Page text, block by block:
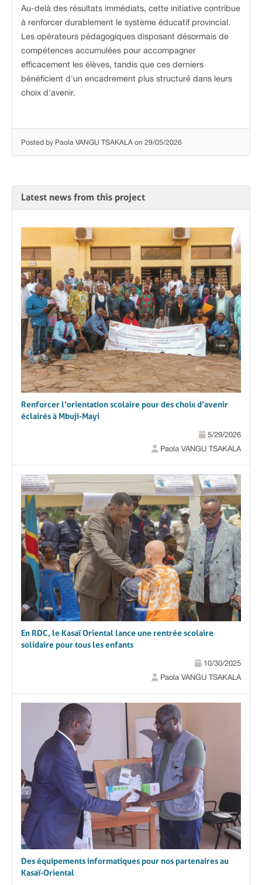
Au-delà des résultats immédiats, cette initiative contribue
à renforcer durablement le système éducatif provincial.
Les opérateurs pédagogiques disposant désormais de
compétences accumulées pour accompagner
efficacement les élèves, tandis que ces derniers
bénéficient d'un encadrement plus structuré dans leurs
choix d'avenir.
Posted by Paola VANGU TSAKALA on 29/05/2026
Latest news from this project
Renforcer l’orientation scolaire pour des choix d’avenir
éclairés à Mbuji-Mayi
5/29/2026
Paola VANGU TSAKALA
En RDC, le Kasaï Oriental lance une rentrée scolaire
solidaire pour tous les enfants
10/30/2025
Paola VANGU TSAKALA
Des équipements informatiques pour nos partenaires au
Kasaï-Oriental